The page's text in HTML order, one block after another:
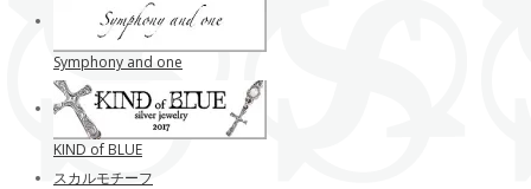
Symphony and one
KIND of BLUE
スカルモチーフ